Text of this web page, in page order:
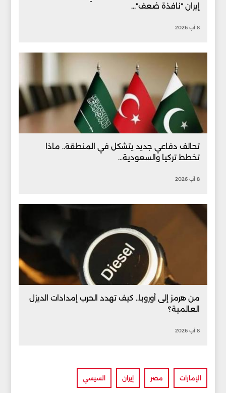
إيران "نافذة ضعف"...
8 آب 2026
تحالف دفاعي جديد يتشكل في المنطقة.. ماذا
تخطط تركيا والسعودية...
8 آب 2026
من هرمز إلى أوروبا.. كيف تهدد الحرب إمدادات الديزل
العالمية؟
8 آب 2026
الإمارات مصر إيران السيسي